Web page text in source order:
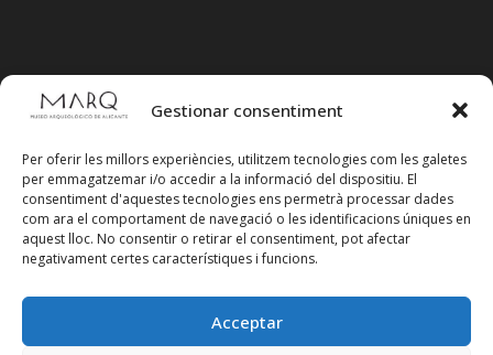
Gestionar consentiment
Per oferir les millors experiències, utilitzem tecnologies com les galetes
per emmagatzemar i/o accedir a la informació del dispositiu. El
consentiment d'aquestes tecnologies ens permetrà processar dades
com ara el comportament de navegació o les identificacions úniques en
aquest lloc. No consentir o retirar el consentiment, pot afectar
negativament certes característiques i funcions.
Acceptar